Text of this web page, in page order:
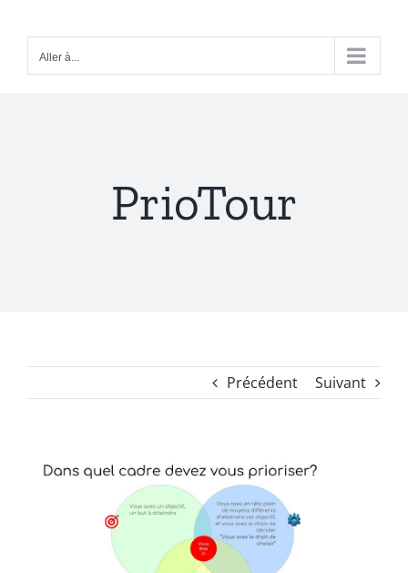
contenuAller à...
PrioTour
Précédent Suivant
Voir